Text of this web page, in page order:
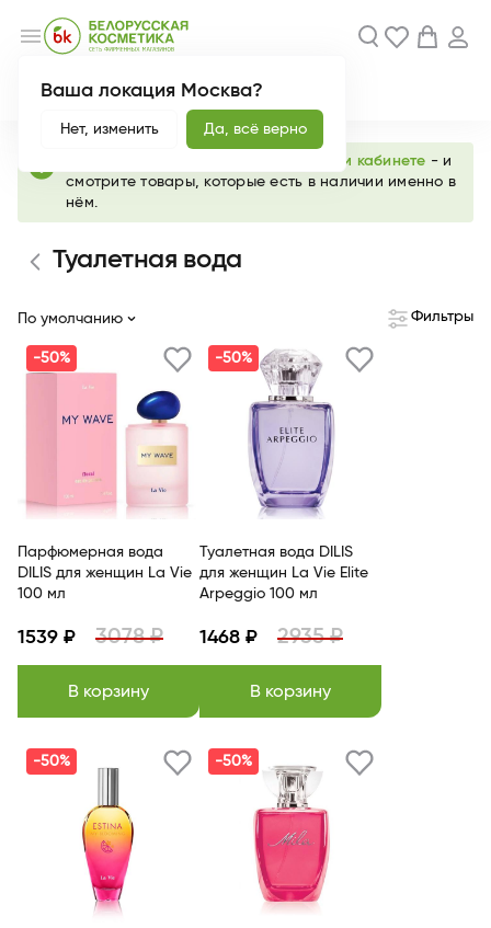
Ваша локация Москва?
Нет, изменить Да, всё верно
menu
Новинки Акции
info личном кабинете - и
смотрите товары, которые есть в наличии именно в
нём.
Туалетная вода
По умолчанию Фильтры
-50%
Парфюмерная вода
DILIS для женщин La Vie
100 мл
1539 ₽ 3078 ₽
В корзину
-50%
Туалетная вода DILIS
для женщин La Vie Elite
Arpeggio 100 мл
1468 ₽ 2935 ₽
В корзину
-50% -50%